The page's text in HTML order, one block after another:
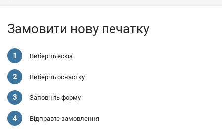
Замовити нову печатку
Виберіть ескіз
Виберіть оснастку
Заповніть форму
Відправте замовлення